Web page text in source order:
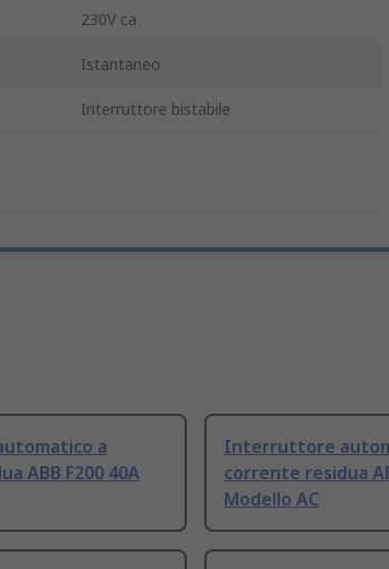
230V ca
Istantaneo
Interruttore bistabile
a
ABB F200 40A
Interruttore
corrente residua
Modello AC